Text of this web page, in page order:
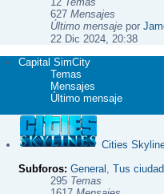
627Mensajes
Último mensaje por
22 Dic 2024, 20:38
Capital SimCity
Temas
Mensajes
Último mensaje
Cities
Subforos:General ,Tus
295 Temas